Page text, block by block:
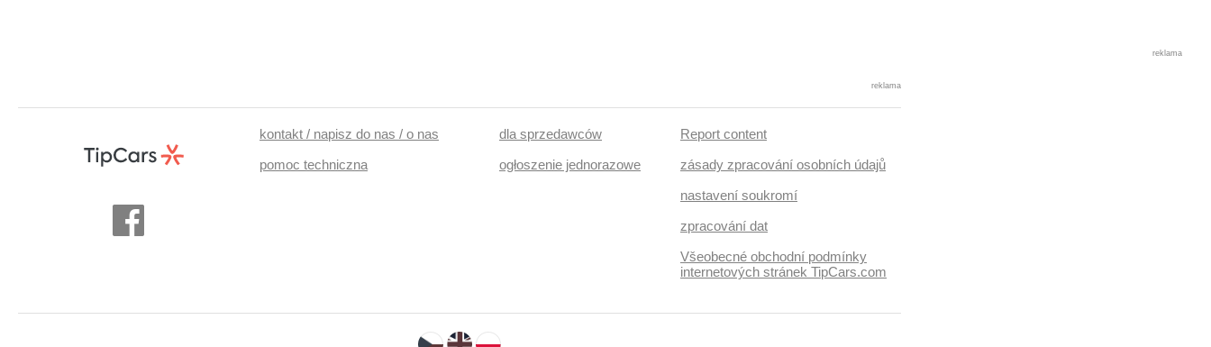
reklama
reklama
kontakt / napisz do nas / o nas
pomoc techniczna
dla sprzedawców
ogłoszenie jednorazowe
Report content
zásady zpracování osobních údajů
nastavení soukromí
zpracování dat
Všeobecné obchodní podmínky
internetových stránek TipCars.com